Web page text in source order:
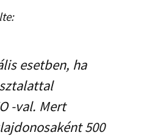
esetben, ha
-val. Mert
500